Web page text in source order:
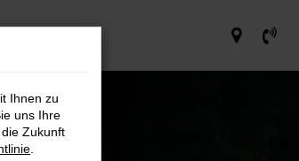
Ihnen zu
uns Ihre
Zukunft